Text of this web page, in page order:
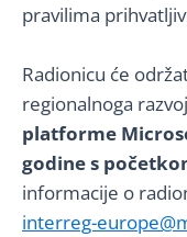
pravilima
Radionicu će
regionalnoga
platforme
godine s
informacije o
interreg-